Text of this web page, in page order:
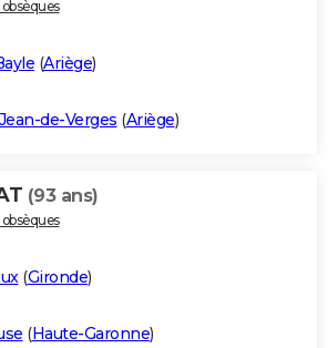
(Ariège)
de-Verges (Ariège)
(93 ans)
(Gironde)
(Haute-Garonne)